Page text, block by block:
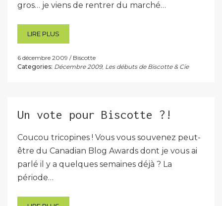
gros… je viens de rentrer du marché…
LIRE PLUS
6 décembre 2009
Biscotte
Categories: Décembre 2009, Les débuts de Biscotte & Cie
Un vote pour Biscotte ?!
Coucou tricopines ! Vous vous souvenez peut-
être du Canadian Blog Awards dont je vous ai
parlé il y a quelques semaines déjà ? La
période…